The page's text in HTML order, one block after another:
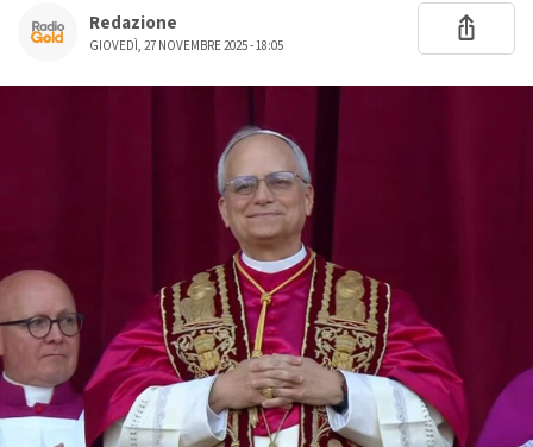
Redazione
GIOVEDÌ, 27 NOVEMBRE 2025 - 18:05